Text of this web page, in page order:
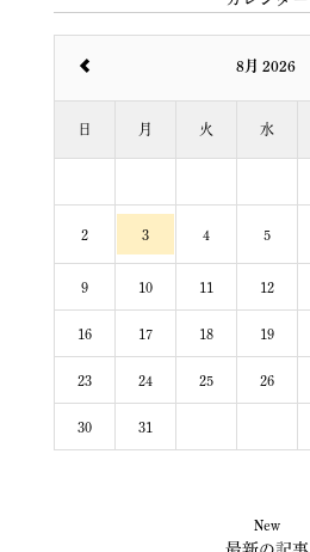
8月 2026
日 月 火 水
2 3 4 5
9 10 11 12
16 17 18 19
23 24 25 26
30 31
New